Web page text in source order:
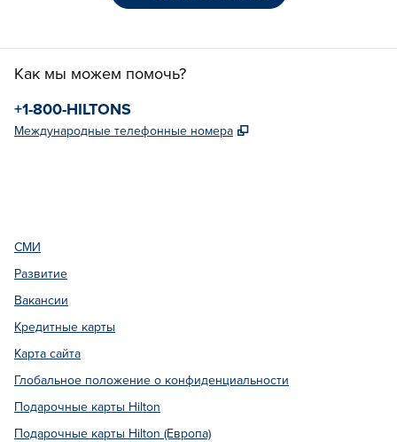
Как мы можем помочь?
Телефон:
+1-800-HILTONS
Международные телефонные номера ,
СМИ
Развитие
Вакансии
Кредитные карты
Карта сайта
Глобальное положение о конфиденциальности
Подарочные карты Hilton
Подарочные карты Hilton (Европа)